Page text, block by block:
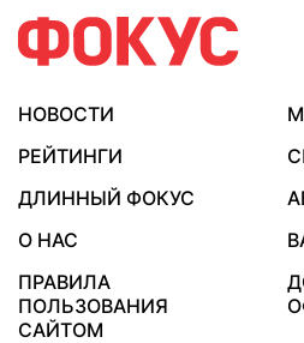
НОВОСТИ
РЕЙТИНГИ
ДЛИННЫЙ ФОКУС
О НАС
ПРАВИЛА
ПОЛЬЗОВАНИЯ
САЙТОМ